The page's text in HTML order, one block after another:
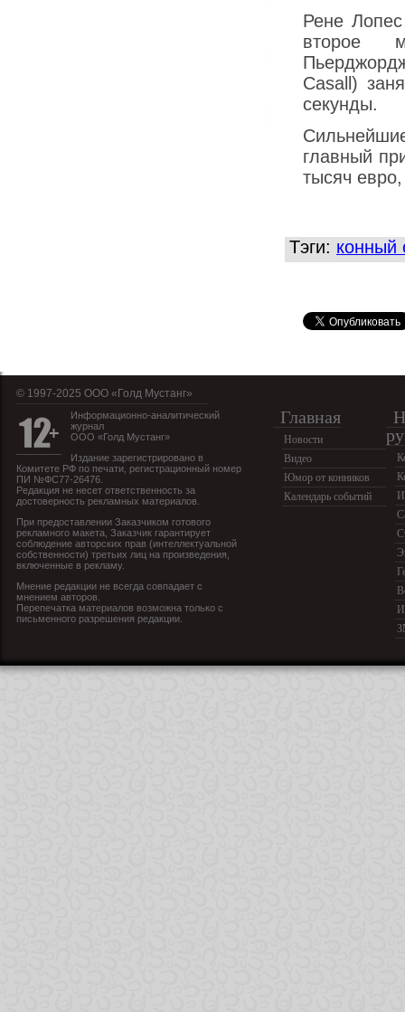
Рене
второе
Casall)
секунды.
главный
тысяч
Тэги: конный
© 1997-2025 OOO «Голд Мустанг»
Информационно-аналитический
журнал
ООО «Голд Мустанг»
Издание зарегистрировано в
Комитете РФ по печати, регистрационный номер
ПИ №ФС77-26476.
Редакция не несет ответственность за
достоверность рекламных материалов.
При предоставлении Заказчиком готового
рекламного макета, Заказчик гарантирует
соблюдение авторских прав (интеллектуальной
собственности) третьих лиц на произведения,
включенные в рекламу.
Мнение редакции не всегда совпадает с
мнением авторов.
Перепечатка материалов возможна только с
письменного разрешения редакции.
Главная
Новости
Видео
Юмор от конников
Календарь событий